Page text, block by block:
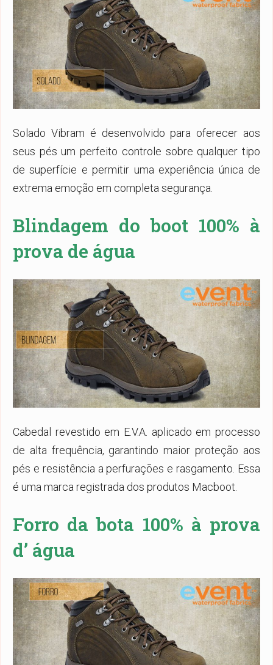
Solado Vibram é desenvolvido para oferecer aos
seus pés um perfeito controle sobre qualquer tipo
de superfície e permitir uma experiência única de
extrema emoção em completa segurança.
Blindagem do boot 100% à
prova de água
Cabedal revestido em E.V.A. aplicado em processo
de alta frequência, garantindo maior proteção aos
pés e resistência a perfurações e rasgamento. Essa
é uma marca registrada dos produtos Macboot.
Forro da bota 100% à prova
d’ água